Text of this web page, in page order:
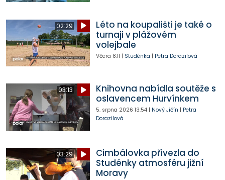
02:29
Léto na koupališti je také o
turnaji v plážovém
volejbale
Včera 8:11 | Studénka | Petra Dorazilová
03:13
Knihovna nabídla soutěže s
oslavencem Hurvínkem
5. srpna 2026 13:54| Nový Jičín | Petra
Dorazilová
03:29
Cimbálovka přivezla do
Studénky atmosféru jižní
Moravy